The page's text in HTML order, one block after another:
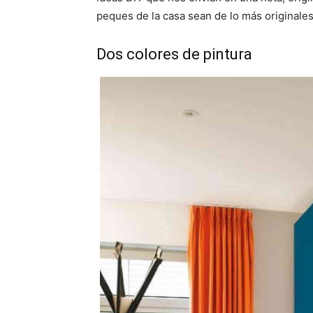
peques de la casa sean de lo más
Dos colores de pintura